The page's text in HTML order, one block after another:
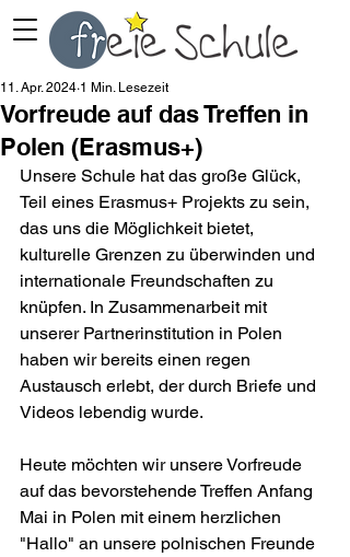
Vorfreude auf das Treffen in
Polen (Erasmus+)
11. Apr. 2024 1 Min. Lesezeit
Unsere Schule hat das große Glück,
Teil eines Erasmus+ Projekts zu sein,
das uns die Möglichkeit bietet,
kulturelle Grenzen zu überwinden und
internationale Freundschaften zu
knüpfen. In Zusammenarbeit mit
unserer Partnerinstitution in Polen
haben wir bereits einen regen
Austausch erlebt, der durch Briefe und
Videos lebendig wurde.
Heute möchten wir unsere Vorfreude
auf das bevorstehende Treffen Anfang
Mai in Polen mit einem herzlichen
"Hallo" an unsere polnischen Freunde